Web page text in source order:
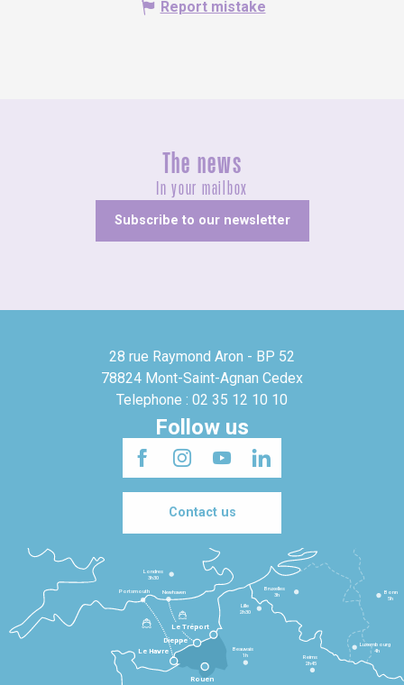
Report mistake
The news
In your mailbox
Subscribe to our newsletter
28 rue Raymond Aron - BP 52
78824 Mont-Saint-Agnan Cedex
Telephone : 02 35 12 10 10
Follow us
Contact us
Le Havre
Dieppe
Le Tréport
Beauvais
1h
Reims
2h45
Lille
2h30
Bruxelles
3h
Londres
3h30
Newhaven
Portsmouth
Bonn
5h
Luxembourg
4h
Rouen